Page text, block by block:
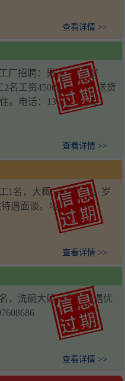
查看详情 >>
厂招聘：男工2名工资
名工资4500-6000元，送货
。电话：13830584662
查看详情 >>
1名，大概6-8人吃饭，岁
遇面谈。电话：
查看详情 >>
，洗碗大姐一名，待遇优
查看详情 >>